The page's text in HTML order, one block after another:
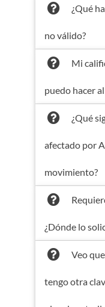
¿Qué
no válido?
Mi
puedo hacer
¿Qué
afectado por
movimiento?
¿Dónde lo
Veo
tengo otra